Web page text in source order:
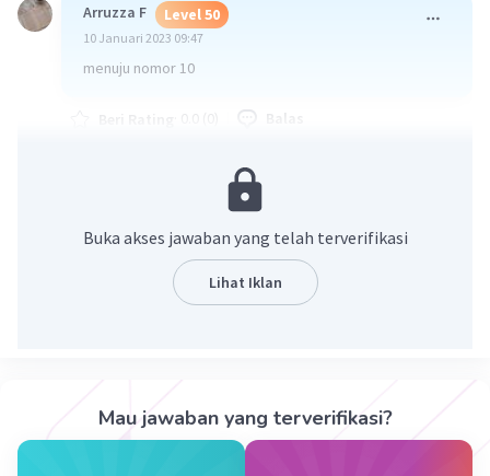
Arruzza F Level 50
10 Januari 2023 09:47
menuju nomor 10
Balas
Iklan
Buka akses jawaban yang telah terverifikasi
Lihat Iklan
Mau jawaban yang terverifikasi?